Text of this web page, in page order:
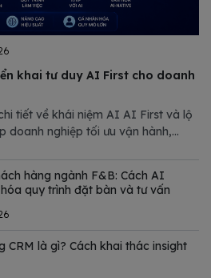
khai tư duy AI First cho doanh
tiết về khái niệm AI AI First và lộ
doanh nghiệp tối ưu vận hành,
hàng ngành F&B: Cách AI
quy trình đặt bàn và tư vấn
là gì? Cách khai thác insight